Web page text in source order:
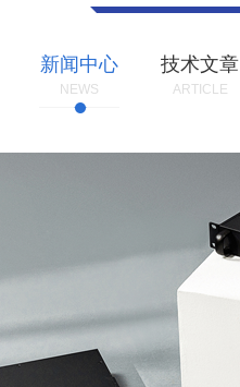
新闻中心
NEWS
技术文章
ARTICLE